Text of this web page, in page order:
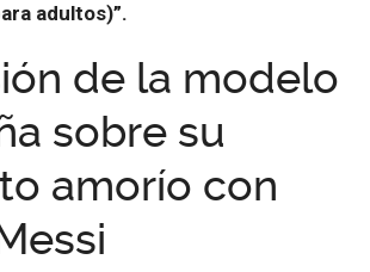
adultos)”.
de la modelo
sobre su
amorío con